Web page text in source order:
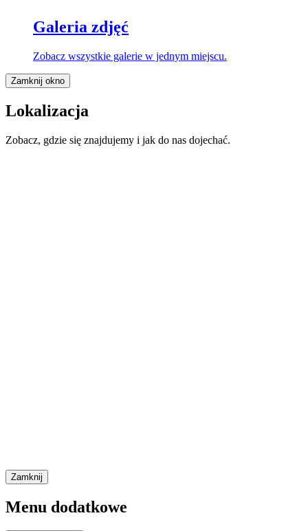
Galeria zdjęć
Zobacz wszystkie galerie w jednym miejscu.
Zamknij okno
Lokalizacja
Zobacz, gdzie się znajdujemy i jak do nas dojechać.
Zamknij
Menu dodatkowe